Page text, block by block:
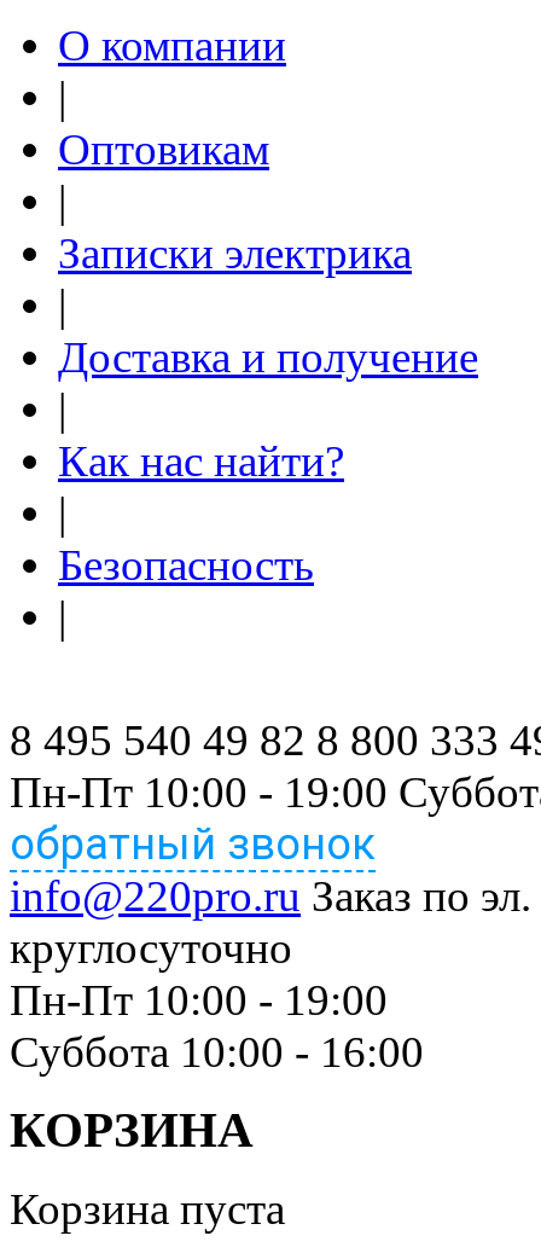
О компании
|
Оптовикам
|
Записки электрика
|
Доставка и получение
|
Как нас найти?
|
Безопасность
|
8 495 540 49 82 8 800 333
Пн-Пт 10:00 - 19:00
обратный звонок
info@220pro.ru Заказ по
круглосуточно
Пн-Пт 10:00 - 19:00
Суббота 10:00 - 16:00
КОРЗИНА
Корзина пуста